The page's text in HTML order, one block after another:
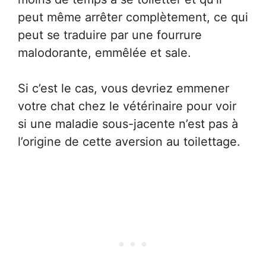
peut même arrêter complètement, ce qui
peut se traduire par une fourrure
malodorante, emmêlée et sale.
Si c’est le cas, vous devriez emmener
votre chat chez le vétérinaire pour voir
si une maladie sous-jacente n’est pas à
l’origine de cette aversion au toilettage.